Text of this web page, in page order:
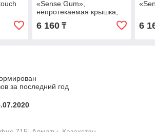
«Sense Gum»,
непротекаемая крышка,
soft-touch
6 160₸ 6
за последний год